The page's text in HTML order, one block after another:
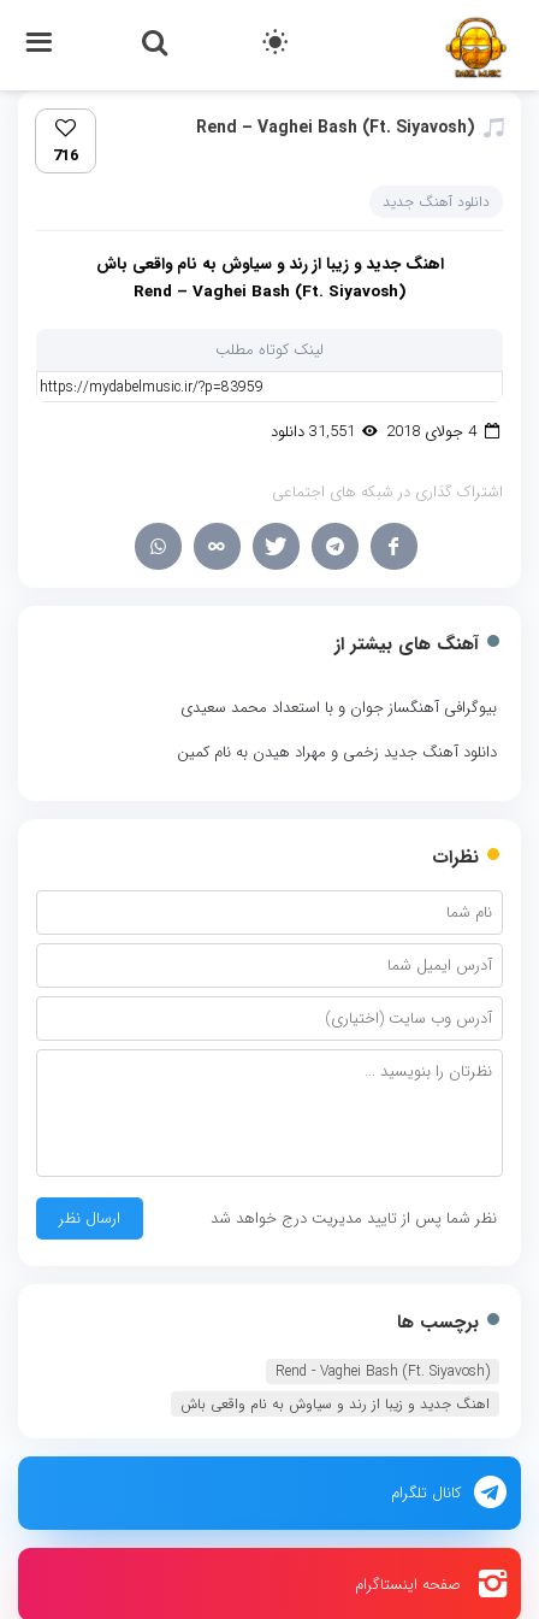
Rend – Vaghei Bash (Ft. Siyavosh)‏
716
دانلود آهنگ جدید
اهنگ جدید و زیبا از رند و سیاوش به نام واقعی باش
Rend – Vaghei Bash (Ft. Siyavosh)
لینک کوتاه مطلب
4 جولای 2018
اشتراک گذاری در شبکه های اجتماعی
آهنگ های بیشتر از
بیوگرافی آهنگساز جوان و با استعداد محمد سعیدی
دانلود آهنگ جدید زخمی و مهراد هیدن به نام کمین
نظرات
نظر شما پس از تایید مدیریت درج خواهد شد
برچسب ها
Rend - Vaghei Bash (Ft. Siyavosh)‏
اهنگ جدید و زیبا از رند و سیاوش به نام واقعی باش
کانال تلگرام
صفحه اینستاگرام